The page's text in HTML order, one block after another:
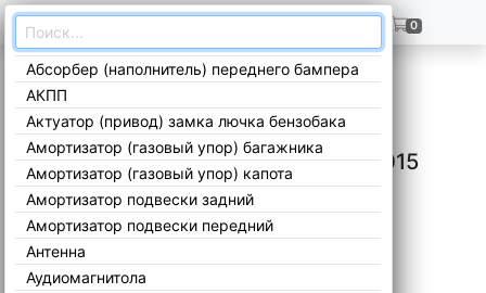
ГЛАВНАЯ +7(909)299-02-99 0
Главная/Каталог/Opel/Astra/J 2009-2015/
Абсорбер (наполнитель) переднего бампера
АКПП
Актуатор (привод) замка лючка бензобака
Амортизатор (газовый упор) багажника
Амортизатор (газовый упор) капота
Амортизатор подвески задний
Амортизатор подвески передний
Антенна
Аудиомагнитола
Запчасти Opel Astra J 2009-2015